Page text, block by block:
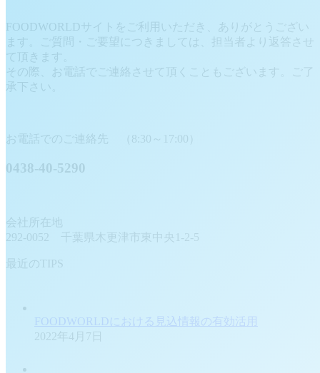
FOODWORLDサイトをご利用いただき、ありがとうござい
ます。ご質問・ご要望につきましては、担当者より返答させ
て頂きます。
その際、お電話でご連絡させて頂くこともございます。ご了
承下さい。
お電話でのご連絡先 （8:30～17:00）
0438-40-5290
会社所在地
292-0052 千葉県木更津市東中央1-2-5
最近のTIPS
FOODWORLDにおける見込情報の有効活用
2022年4月7日